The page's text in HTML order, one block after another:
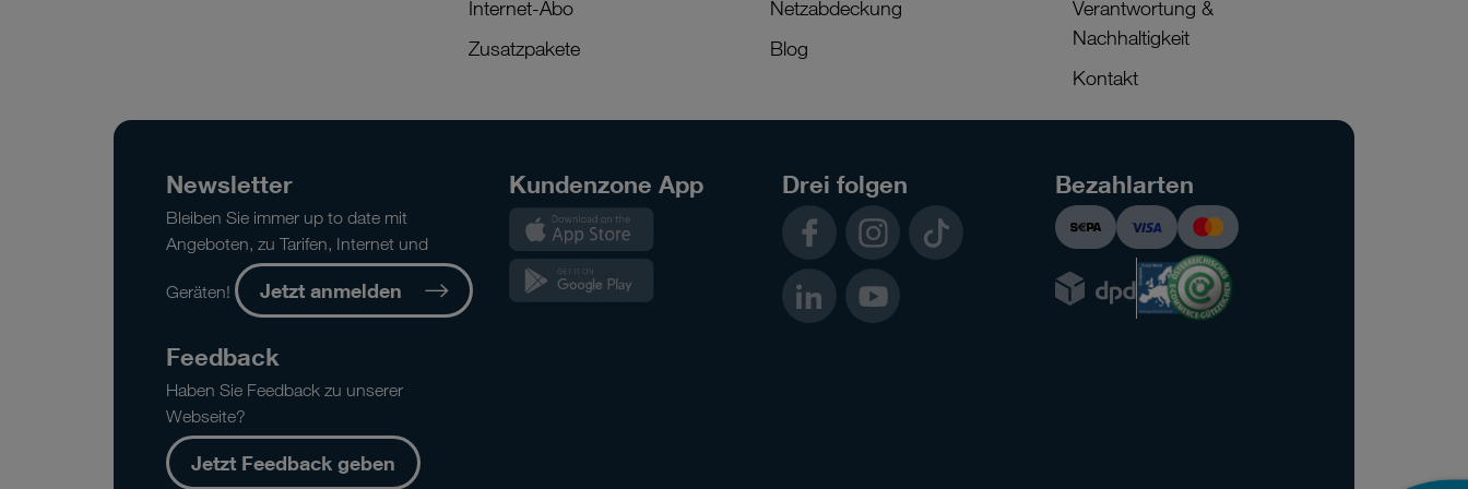
Internet-Abo
Zusatzpakete
Netzabdeckung
Blog
Verantwortung &
Nachhaltigkeit
Kontakt
Newsletter
Bleiben Sie immer up to date mit
Angeboten, zu Tarifen, Internet und
Geräten! Jetzt anmelden
Feedback
Haben Sie Feedback zu unserer
Webseite?
Jetzt Feedback geben
Kundenzone App Drei folgen
InstagramTikTok
YouTube
Bezahlarten